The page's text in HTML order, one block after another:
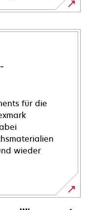
für die
wieder